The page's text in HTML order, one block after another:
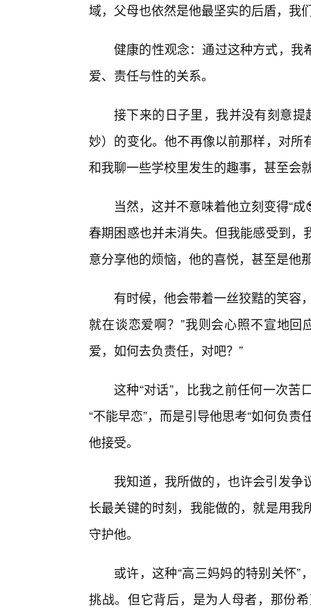
域，父母也依然是他最坚实的后盾，我
健康的性观念：通过这种方式，我
爱、责任与性的关系。
接下来的日子里，我并没有刻意
妙）的变化。他不再像以前那样，对
和我聊一些学校里发生的趣事，甚至会
当然，这并不意味着他立刻变得“
春期困惑也并未消失。但我能感受到
意分享他的烦恼，他的喜悦，甚至是他
有时候，他会带着一丝狡黠的笑容
就在谈恋爱啊？”我则会心照不宣地
爱，如何去负责任，对吧？”
这种“对话”，比我之前任何一次
“不能早恋”，而是引导他思考“如何负
他接受。
我知道，我所做的，也许会引发
长最关键的时刻，我能做的，就是用
守护他。
或许，这种“高三妈妈的特别关怀
挑战。但它背后，是为人母者，那份